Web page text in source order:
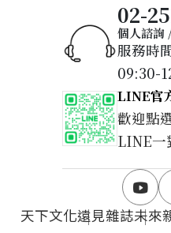
02-
個人諮詢
服務時
09:30-
LINE官
歡迎點
LINE一
天下文化遠見雜誌未來